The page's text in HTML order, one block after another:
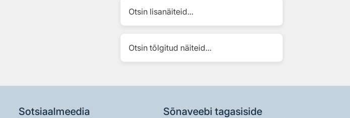
Otsin lisanäiteid...
Otsin tõlgitud näiteid...
Sotsiaalmeedia Sõnaveebi tagasiside